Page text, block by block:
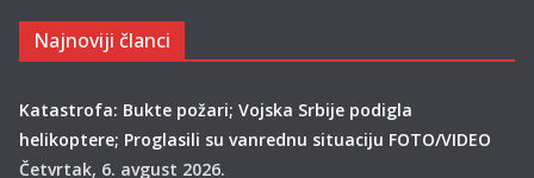
Najnoviji članci
Katastrofa: Bukte požari; Vojska Srbije podigla
helikoptere; Proglasili su vanrednu situaciju FOTO/VIDEO
Četvrtak, 6. avgust 2026.